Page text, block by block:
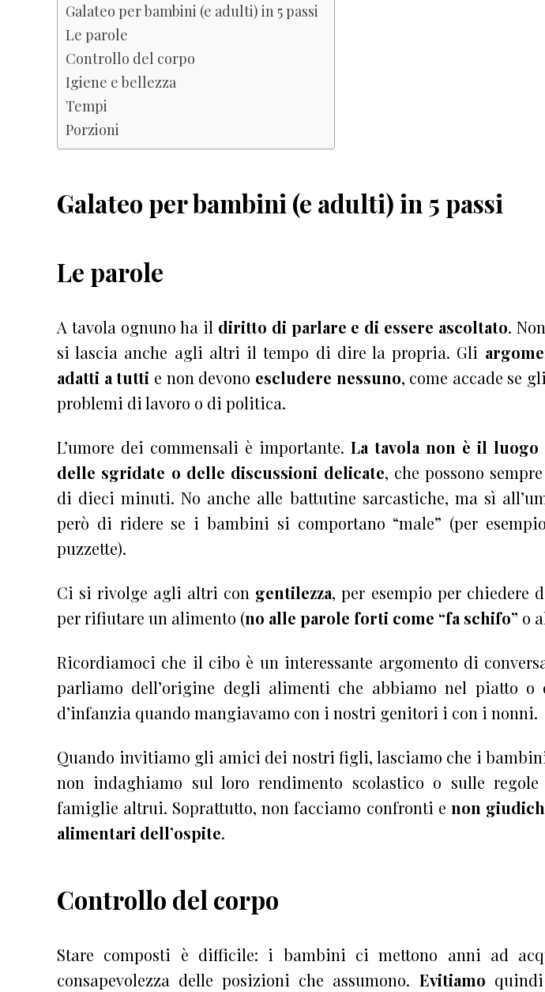
Galateo per bambini (e adulti) in 5 passi
Le parole
Controllo del corpo
Igiene e bellezza
Tempi
Porzioni
Galateo per bambini (e adulti) in 5 passi
Le parole
A tavola ognuno ha il diritto di parlare e di essere ascoltato.
si lascia anche agli altri il tempo di dire la propria. Gli
adatti a tutti e non devono escludere nessuno, come accade se
problemi di lavoro o di politica.
L’umore dei commensali è importante. La tavola non è il
delle sgridate o delle discussioni delicate, che possono
di dieci minuti. No anche alle battutine sarcastiche, ma sì
però di ridere se i bambini si comportano “male” (per
puzzette).
Ci si rivolge agli altri con gentilezza, per esempio per chiedere
per rifiutare un alimento (no alle parole forti come “fa schifo” o
Ricordiamoci che il cibo è un interessante argomento di
parliamo dell’origine degli alimenti che abbiamo nel piatto
d’infanzia quando mangiavamo con i nostri genitori i con i nonni.
Quando invitiamo gli amici dei nostri figli, lasciamo che i
non indaghiamo sul loro rendimento scolastico o sulle
famiglie altrui. Soprattutto, non facciamo confronti e non
alimentari dell’ospite.
Controllo del corpo
Stare composti è difficile: i bambini ci mettono anni ad
consapevolezza delle posizioni che assumono. Evitiamo quindi